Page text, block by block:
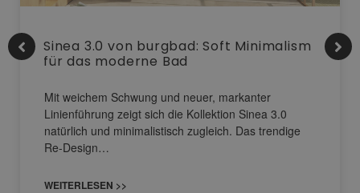
Sinea 3.0 von burgbad: Soft Minimalism
für das moderne Bad
Mit weichem Schwung und neuer, markanter
Linienführung zeigt sich die Kollektion Sinea 3.0
natürlich und minimalistisch zugleich. Das trendige
Re-Design…
WEITERLESEN >>